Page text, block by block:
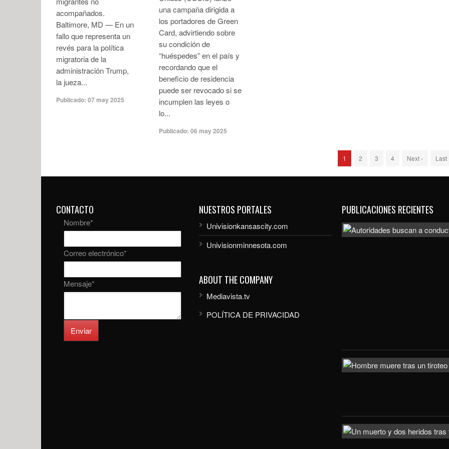
acompañados.
Baltimore, MD — En un
fallo que representa un
revés para la política
migratoria de la
administración Trump,
la jueza...
Publicado: 07 may 2025
una campaña dirigida a
los portadores de Green
Card, advirtiendo sobre
su condición de
“huéspedes” en el país y
recordando que el
beneficio de residencia
puede ser revocado si se
incumplen las leyes o
lo...
Publicado: 06 may 2025
1 2 3 4 Next › Last
CONTACTO
Nombre*
Correo electrónico*
Mensaje*
Enviar
NUESTROS PORTALES
Univisionkansascity.com
Univisionminnesota.com
ABOUT THE COMPANY
Mediavista.tv
POLÍTICA DE PRIVACIDAD
PUBLICACIONES RECIENTES